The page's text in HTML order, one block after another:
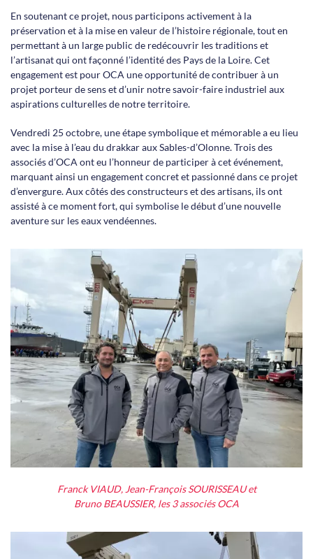
En soutenant ce projet, nous participons activement à la
préservation et à la mise en valeur de l’histoire régionale, tout en
permettant à un large public de redécouvrir les traditions et
l’artisanat qui ont façonné l’identité des Pays de la Loire. Cet
engagement est pour OCA une opportunité de contribuer à un
projet porteur de sens et d’unir notre savoir-faire industriel aux
aspirations culturelles de notre territoire.
Vendredi 25 octobre, une étape symbolique et mémorable a eu lieu
avec la mise à l’eau du drakkar aux Sables-d’Olonne. Trois des
associés d’OCA ont eu l’honneur de participer à cet événement,
marquant ainsi un engagement concret et passionné dans ce projet
d’envergure. Aux côtés des constructeurs et des artisans, ils ont
assisté à ce moment fort, qui symbolise le début d’une nouvelle
aventure sur les eaux vendéennes.
Franck VIAUD, Jean-François SOURISSEAUet
Bruno BEAUSSIER, les 3 associés OCA